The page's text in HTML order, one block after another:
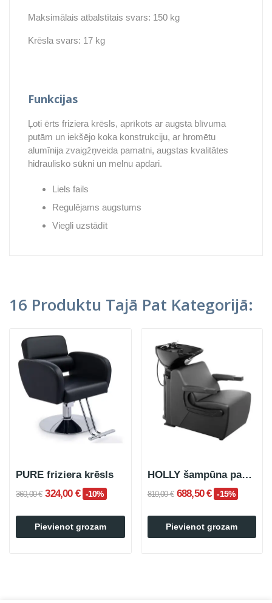
Maksimālais atbalstītais svars: 150 kg
Krēsla svars: 17 kg
Funkcijas
Ļoti ērts friziera krēsls, aprīkots ar augsta blīvuma
putām un iekšējo koka konstrukciju, ar hromētu
alumīnija zvaigžņveida pamatni, augstas kvalitātes
hidraulisko sūkni un melnu apdari.
Liels fails
Regulējams augstums
Viegli uzstādīt
16 Produktu Tajā Pat Kategorijā:
PURE friziera krēsls
360,00 € 324,00 € -10%
Pievienot grozam
HOLLY šampūna paplāte
810,00 € 688,50 € -15%
Pievienot grozam